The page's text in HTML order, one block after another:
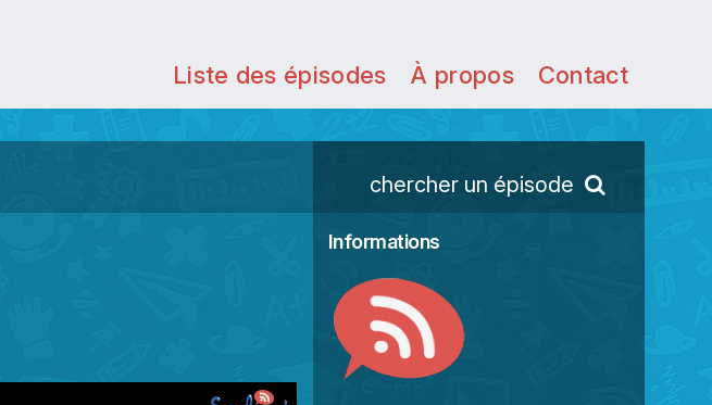
Liste des épisodes À propos Contact
chercher un épisode
Informations